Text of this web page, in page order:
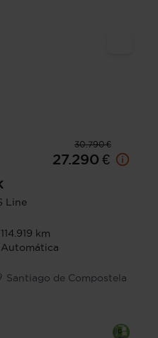
30.790 €
27.290 €
Line
114.919 km
Automática
Santiago de Compostela